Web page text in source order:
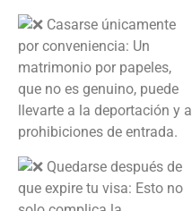
Casarse únicamente
por conveniencia: Un
matrimonio por papeles,
que no es genuino, puede
llevarte a la deportación y a
prohibiciones de entrada.
Quedarse después de
que expire tu visa: Esto no